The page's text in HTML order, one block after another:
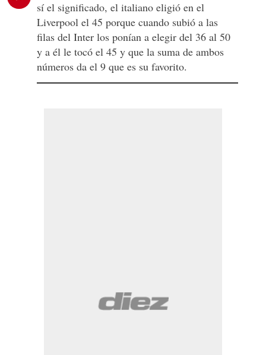
sí el significado, el italiano eligió en el
Liverpool el 45 porque cuando subió a las
filas del Inter los ponían a elegir del 36 al 50
y a él le tocó el 45 y que la suma de ambos
números da el 9 que es su favorito.